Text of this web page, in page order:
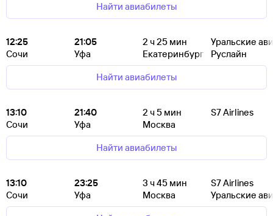
Найти авиабилеты
12:25
Сочи
21:05
Уфа
2 ч 25 мин
Екатеринбург
Уральские
Руслайн
Найти авиабилеты
13:10
Сочи
21:40
Уфа
2 ч 5 мин
Москва
S7 Airlines
Найти авиабилеты
13:10
Сочи
23:25
Уфа
3 ч 45 мин
Москва
S7 Airlines
Уральские